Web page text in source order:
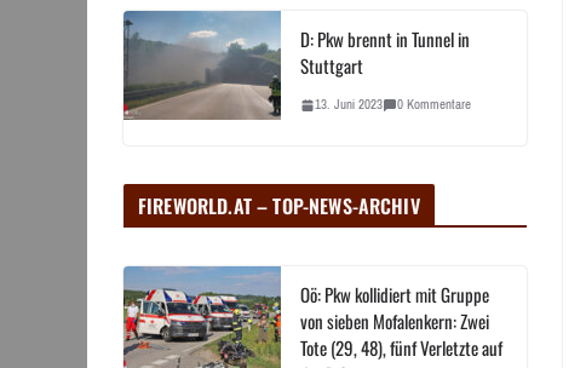
D: Pkw brennt in Tunnel in
Stuttgart
13. Juni 2023 0 Kommentare
FIREWORLD.AT – TOP-NEWS-ARCHIV
Oö: Pkw kollidiert mit Gruppe
von sieben Mofalenkern: Zwei
Tote (29, 48), fünf Verletzte auf